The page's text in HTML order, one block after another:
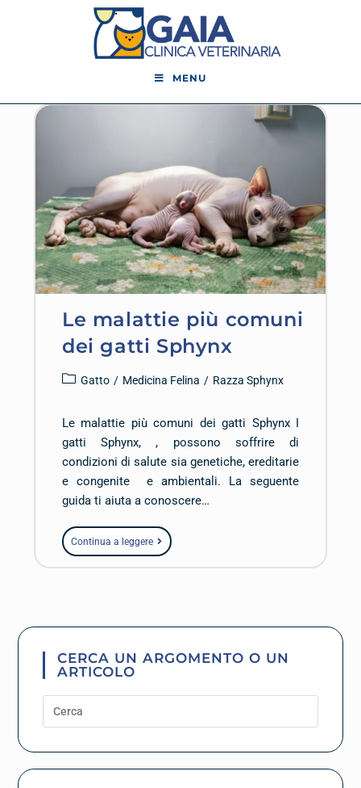
MENU
Le malattie più comuni
dei gatti Sphynx
Gatto / Medicina Felina / Razza Sphynx
Le malattie più comuni dei gatti Sphynx I
gatti Sphynx, , possono soffrire di
condizioni di salute sia genetiche, ereditarie
e congenite e ambientali. La seguente
guida ti aiuta a conoscere…
Continua a leggere
CERCA UN ARGOMENTO O UN
ARTICOLO